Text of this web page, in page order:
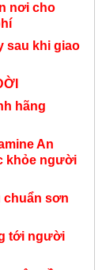
nơi cho
sau khi giao
hãng
An
khỏe người
chuẩn sơn
tới người